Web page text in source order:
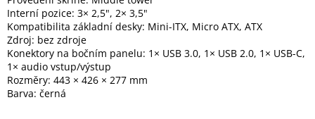
Interní pozice: 3× 2,5", 2× 3,5"
Kompatibilita základní desky: Mini-ITX, Micro ATX, ATX
Zdroj: bez zdroje
Konektory na bočním panelu: 1× USB 3.0, 1× USB 2.0, 1× USB-C,
1× audio vstup/výstup
Rozměry: 443 × 426 × 277 mm
Barva: černá